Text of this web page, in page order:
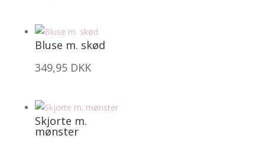
Bluse m. skød
349,95 DKK
Skjorte m.
mønster